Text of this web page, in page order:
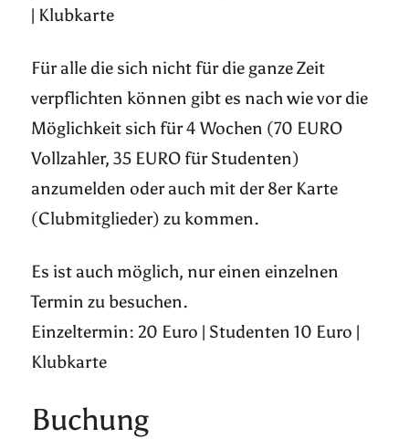
| Klubkarte
Für alle die sich nicht für die ganze Zeit
verpflichten können gibt es nach wie vor die
Möglichkeit sich für 4 Wochen (70 EURO
Vollzahler, 35 EURO für Studenten)
anzumelden oder auch mit der 8er Karte
(Clubmitglieder) zu kommen.
Es ist auch möglich, nur einen einzelnen
Termin zu besuchen.
Einzeltermin: 20 Euro | Studenten 10 Euro |
Klubkarte
Buchung